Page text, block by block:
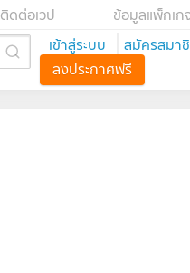
ข้อมูลแพ็กเ
ติดต่อเวป
เข้าสู่ระบบ
สมัครสมา
ลงประกาศฟรี